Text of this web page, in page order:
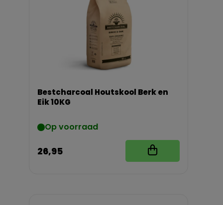
Bestcharcoal Houtskool Berk en
Eik 10KG
Op voorraad
26,95